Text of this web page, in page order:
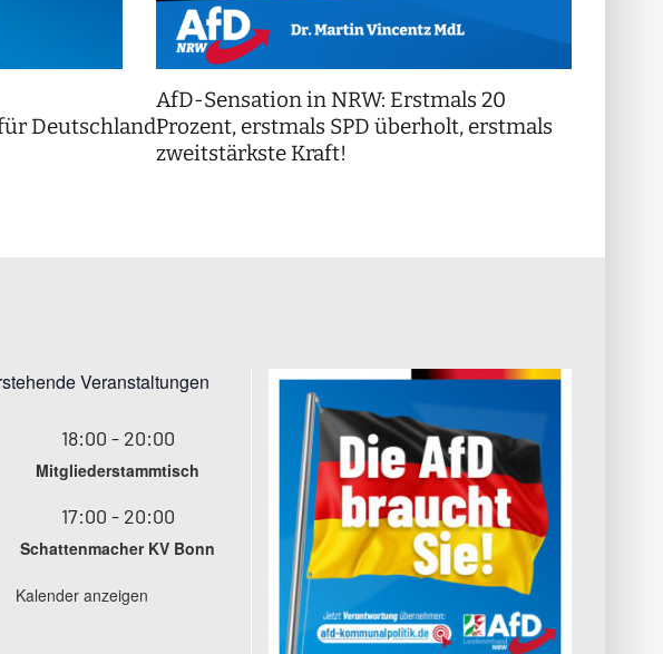
Deutschland!
AfD-Sensation in NRW: Erstmals 20
Prozent, erstmals SPD überholt, erstmals
zweitstärkste Kraft!
Veranstaltungen
18:00 - 20:00
Mitgliederstammtisch
17:00 - 20:00
Schattenmacher KV Bonn
Kalender anzeigen